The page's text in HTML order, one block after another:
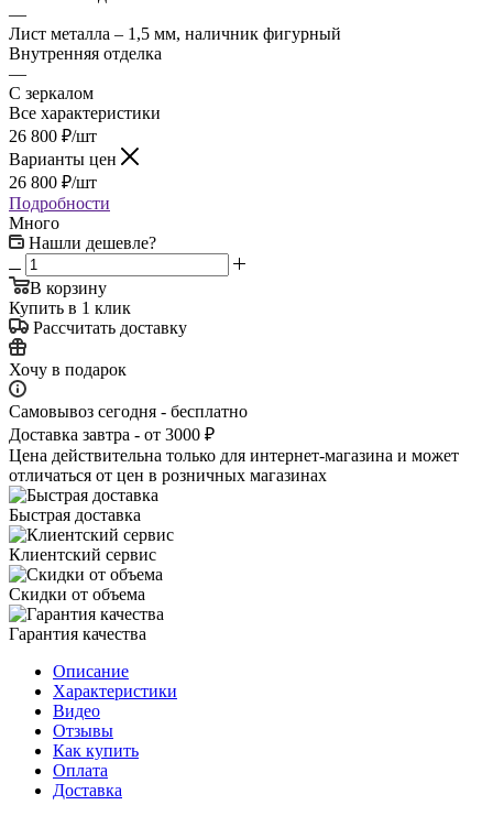
—
Лист металла – 1,5 мм, наличник фигурный
Внутренняя отделка
—
С зеркалом
Все характеристики
26 800 ₽/шт
Варианты цен
26 800 ₽/шт
Подробности
Много
Нашли дешевле?
В корзину
Купить в 1 клик
Рассчитать доставку
Хочу в подарок
Самовывоз сегодня - бесплатно
Доставка завтра - от 3000 ₽
Цена действительна только для интернет-магазина и может
отличаться от цен в розничных магазинах
Быстрая доставка
Клиентский сервис
Скидки от объема
Гарантия качества
Описание
Характеристики
Видео
Отзывы
Как купить
Оплата
Доставка